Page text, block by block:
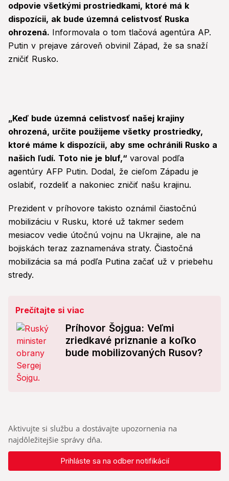
odpovie všetkými prostriedkami, ktoré má k
dispozícii, ak bude územná celistvosť Ruska
ohrozená. Informovala o tom tlačová agentúra AP.
Putin v prejave zároveň obvinil Západ, že sa snaží
zničiť Rusko.
„Keď bude územná celistvosť našej krajiny
ohrozená, určite použijeme všetky prostriedky,
ktoré máme k dispozícii, aby sme ochránili Rusko a
našich ľudí. Toto nie je bluf,“ varoval podľa
agentúry AFP Putin. Dodal, že cieľom Západu je
oslabiť, rozdeliť a nakoniec zničiť našu krajinu.
Prezident v príhovore takisto oznámil čiastočnú
mobilizáciu v Rusku, ktoré už takmer sedem
mesiacov vedie útočnú vojnu na Ukrajine, ale na
bojiskách teraz zaznamenáva straty. Čiastočná
mobilizácia sa má podľa Putina začať už v priebehu
stredy.
Prečítajte si viac
Príhovor Šojgua: Veľmi
zriedkavé priznanie a koľko
bude mobilizovaných Rusov?
Aktivujte si službu a dostávajte upozornenia na
najdôležitejšie správy dňa.
Prihláste sa na odber notifikácií